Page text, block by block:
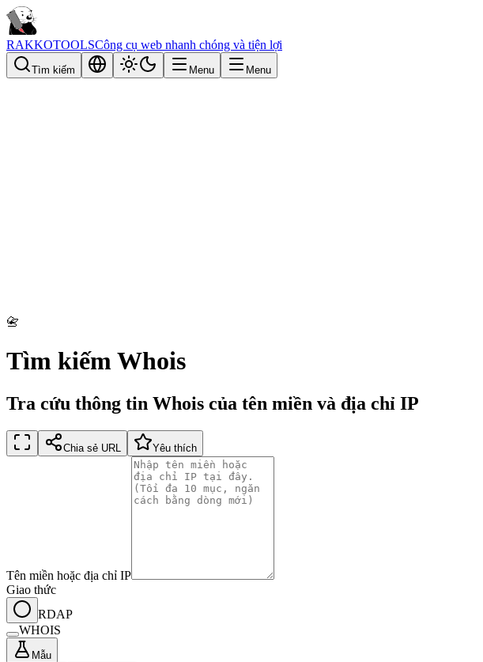
RAKKOTOOLSCông cụ web nhanh chóng và tiện lợi
Tìm kiếm Menu Menu
📇
Tìm kiếm Whois
Tra cứu thông tin Whois của tên miền và địa chỉ IP
Chia sẻ URL Yêu thích
Tên miền hoặc địa chỉ IP
Giao thức
RDAP
WHOIS
Mẫu